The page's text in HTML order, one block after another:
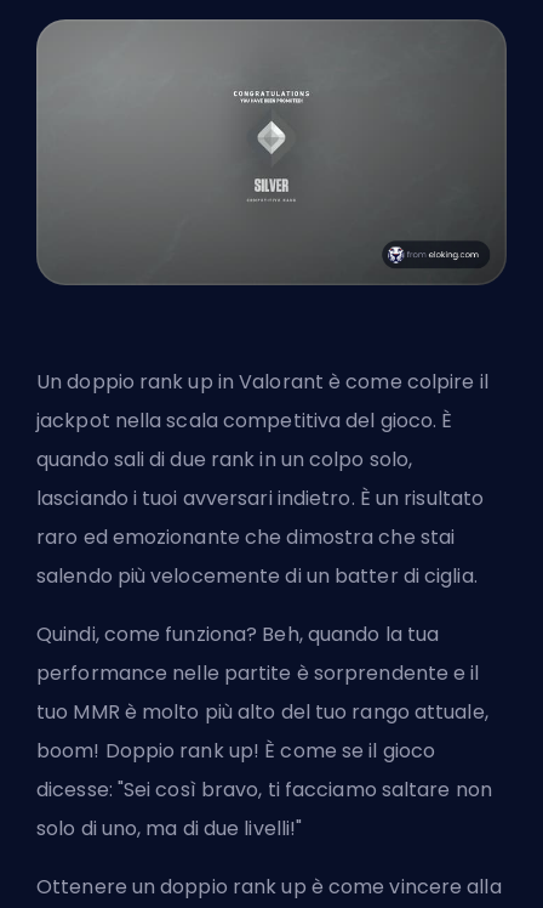
Un doppio rank up in Valorant è come colpire il
jackpot nella scala competitiva del gioco. È
quando sali di due rank in un colpo solo,
lasciando i tuoi avversari indietro. È un risultato
raro ed emozionante che dimostra che stai
salendo più velocemente di un batter di ciglia.
Quindi, come funziona? Beh, quando la tua
performance nelle partite è sorprendente e il
tuo MMR è molto più alto del tuo rango attuale,
boom! Doppio rank up! È come se il gioco
dicesse: "Sei così bravo, ti facciamo saltare non
solo di uno, ma di due livelli!"
Ottenere un doppio rank up è come vincere alla